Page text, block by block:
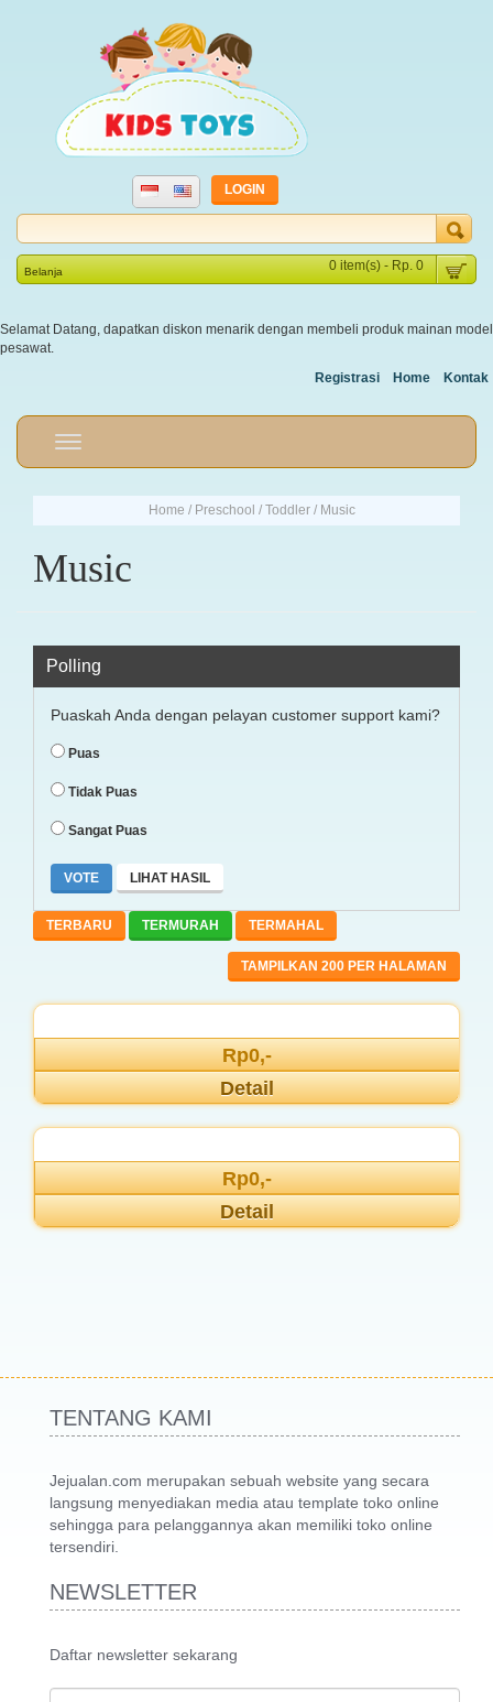
LOGIN
Belanja 0 item(s) - Rp. 0
Selamat Datang, dapatkan diskon menarik dengan membeli produk mainan model
pesawat.
Registrasi
Home Kontak
Home / Preschool / Toddler / Music
Music
Polling
Puaskah Anda dengan pelayan customer support kami?
Puas
Tidak Puas
Sangat Puas
LIHAT HASIL
TERBARU TERMURAH TERMAHAL
TAMPILKAN 200 PER HALAMAN
Rp0,-
Detail
Rp0,-
Detail
TENTANG KAMI
Jejualan.com merupakan sebuah website yang secara
langsung menyediakan media atau template toko online
sehingga para pelanggannya akan memiliki toko online
tersendiri.
NEWSLETTER
Daftar newsletter sekarang